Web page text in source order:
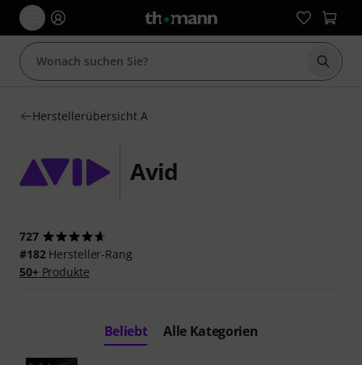
Suche
Herstellerübersicht A
Avid
727
#182Hersteller-Rang
50+Produkte
Beliebt Alle Kategorien